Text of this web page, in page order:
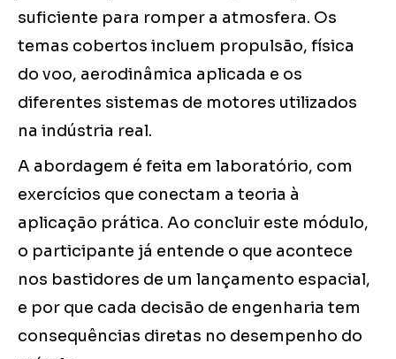
suficiente para romper a atmosfera. Os
temas cobertos incluem propulsão, física
do voo, aerodinâmica aplicada e os
diferentes sistemas de motores utilizados
na indústria real.
A abordagem é feita em laboratório, com
exercícios que conectam a teoria à
aplicação prática. Ao concluir este módulo,
o participante já entende o que acontece
nos bastidores de um lançamento espacial,
e por que cada decisão de engenharia tem
consequências diretas no desempenho do